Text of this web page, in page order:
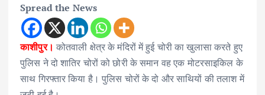
Spread the News
काशीपुर। कोतवाली क्षेत्र के मंदिरों में हुई चोरी का खुलासा करते हुए
पुलिस ने दो शातिर चोरों को छोरी के समान वह एक मोटरसाइकिल के
साथ गिरफ्तार किया है। पुलिस चोरों के दो और साथियों की तलाश में